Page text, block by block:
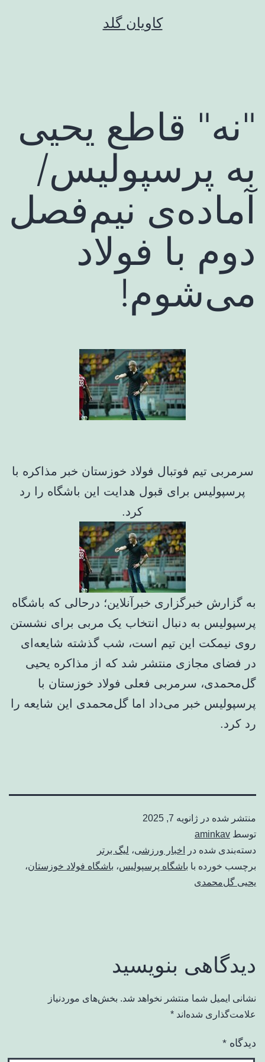
کاویان گلد
"نه" قاطع یحیی
به پرسپولیس/
آماده‌ی نیم‌فصل
دوم با فولاد
می‌شوم!
سرمربی تیم فوتبال فولاد خوزستان خبر مذاکره با
پرسپولیس برای قبول هدایت این باشگاه را رد
کرد.
به گزارش خبرگزاری خبرآنلاین؛ درحالی که باشگاه
پرسپولیس به دنبال انتخاب یک‌ مربی برای نشستن
روی نیمکت این تیم است، شب گذشته شایعه‌ای
در فضای مجازی منتشر شد که از مذاکره یحیی
گل‌محمدی، سرمربی فعلی فولاد خوزستان با
پرسپولیس خبر می‌داد اما گل‌محمدی این شایعه را
رد کرد.
منتشر شده در ژانویه 7, 2025
توسط aminkav
دسته‌بندی شده در
اخبار ورزشی، لیگ برتر
برچسب خورده با باشگاه پرسپولیس، باشگاه فولاد خوزستان،
یحیی گل‌محمدی
دیدگاهی بنویسید
نشانی ایمیل شما منتشر نخواهد شد. بخش‌های موردنیاز
علامت‌گذاری شده‌اند *
دیدگاه *